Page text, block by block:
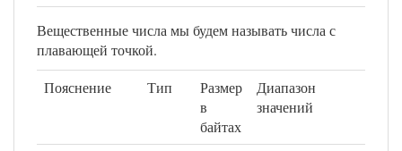
Вещественные числа мы будем называть числа с
плавающей точкой.
Пояснение
Тип
Размер
в
байтах
Диапазон
значений